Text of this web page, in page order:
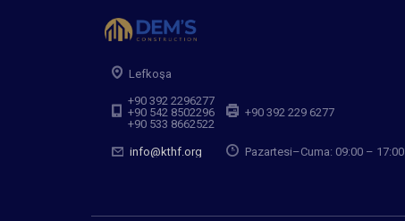
Lefkoşa
+90 392 2296277
+90 542 8502296
+90 533 8662522
+90 392 229 6277
info@kthf.org Pazartesi–Cuma: 09:00 – 17:00